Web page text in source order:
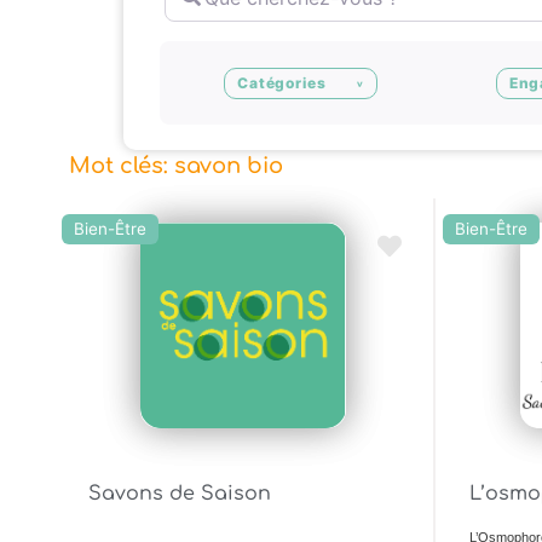
Catégories
Mot clés: savon bio
Bien-Être Ajouter en Favoris
Savons de Saison
Bien-Être